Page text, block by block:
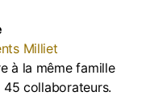
Milliet
à la même famille
collaborateurs.